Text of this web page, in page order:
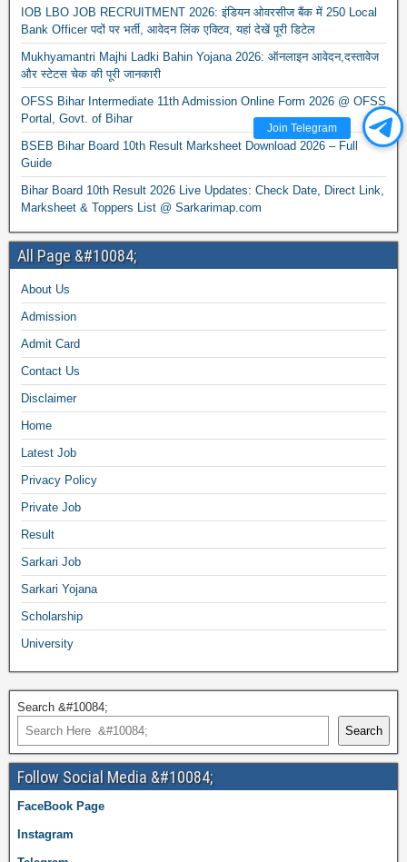
Join Telegram
IOB LBO JOB RECRUITMENT 2026: इंडियन ओवरसीज बैंक में 250 Local
Bank Officer पदों पर भर्ती, आवेदन लिंक एक्टिव, यहां देखें पूरी डिटेल
Mukhyamantri Majhi Ladki Bahin Yojana 2026: ऑनलाइन आवेदन,दस्तावेज
और स्टेटस चेक की पूरी जानकारी
OFSS Bihar Intermediate 11th Admission Online Form 2026 @ OFSS
Portal, Govt. of Bihar
BSEB Bihar Board 10th Result Marksheet Download 2026 – Full
Guide
Bihar Board 10th Result 2026 Live Updates: Check Date, Direct Link,
Marksheet & Toppers List @ Sarkarimap.com
All Page &#10084;
About Us
Admission
Admit Card
Contact Us
Disclaimer
Home
Latest Job
Privacy Policy
Private Job
Result
Sarkari Job
Sarkari Yojana
Scholarship
University
Search &#10084;
Search
Follow Social Media &#10084;
FaceBook Page
Instagram